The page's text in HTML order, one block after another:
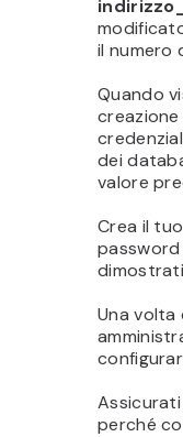
il
Quando
dei
valore
Crea il
password
Una
perché